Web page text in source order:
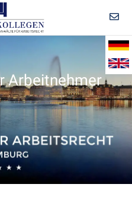
Arbeitnehmer